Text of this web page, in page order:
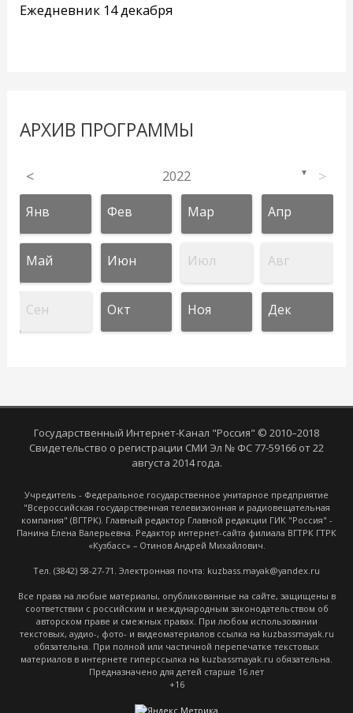
Ежедневник 14 декабря
АРХИВ ПРОГРАММЫ
< 2022 ▼ >
Янв Фев Мар Апр
Май Июн Июл Авг
Сен Окт Ноя Дек
Государственный Интернет-Канал "Россия" © 2010–2018
Свидетельство о регистрации СМИ Эл № ФС 77-59166 от 22
августа 2014 года.
Учредитель - Федеральное государственное унитарное предприятие
"Всероссийская государственная телевизионная и радиовещательная
компания" (ВГТРК). Главный редактор Главной редакции ГИК "Россия" -
Панина Елена Валерьевна. Редактор интернет-сайта филиала ВГТРК ГТРК
«Кузбасс» – Отинов Андрей Михайлович.
Тел. (3842) 58-27-71. Электронная почта: kuzbass.mayak@yandex.ru
Все права на любые материалы, опубликованные на сайте, защищены в
соответствии с российским и международным законодательством об
авторском праве и смежных правах. При любом использовании
текстовых, аудио-, фото- и видеоматериалов ссылка на kuzbassmayak.ru
обязательна. При полной или частичной перепечатке текстовых
материалов в интернете гиперссылка на kuzbassmayak.ru обязательна.
Предназначено для детей старше 16 лет
+16